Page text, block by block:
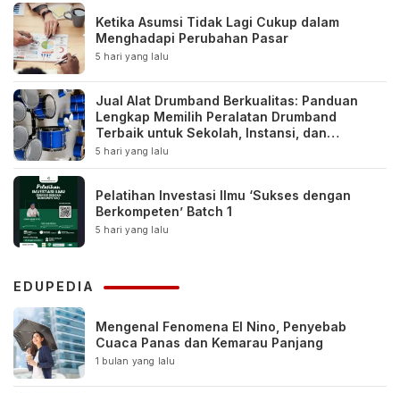
Ketika Asumsi Tidak Lagi Cukup dalam
Menghadapi Perubahan Pasar
5 hari yang lalu
Jual Alat Drumband Berkualitas: Panduan
Lengkap Memilih Peralatan Drumband
Terbaik untuk Sekolah, Instansi, dan
Komunitas
5 hari yang lalu
Pelatihan Investasi Ilmu ‘Sukses dengan
Berkompeten’ Batch 1
5 hari yang lalu
EDUPEDIA
Mengenal Fenomena El Nino, Penyebab
Cuaca Panas dan Kemarau Panjang
1 bulan yang lalu